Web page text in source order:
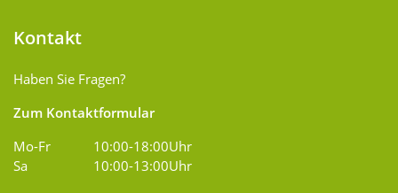
Kontakt
Haben Sie Fragen?
Zum Kontaktformular
Mo-Fr
10:00-18:00Uhr
Sa
10:00-13:00Uhr